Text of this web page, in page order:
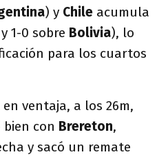
) y Chile acumula
y 1-0 sobre Bolivia), lo
para los cuartos
ventaja, a los 26m,
bien con Brereton,
y sacó un remate